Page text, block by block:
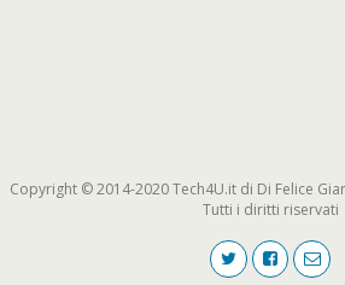
Copyright © 2014-2020 Tech4U.it di Di Felice
Tutti i diritti riservati